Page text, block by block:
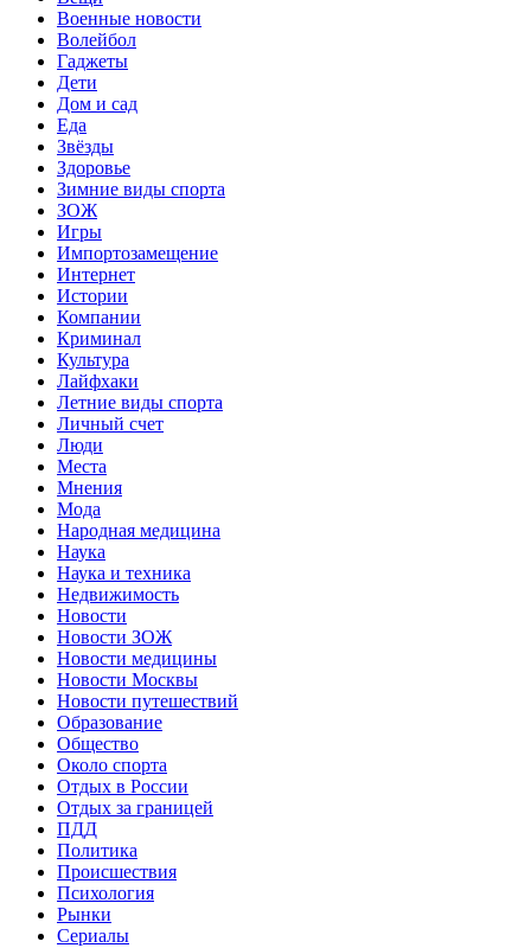
Военные новости
Волейбол
Гаджеты
Дети
Дом и сад
Еда
Звёзды
Здоровье
Зимние виды спорта
ЗОЖ
Игры
Импортозамещение
Интернет
Истории
Компании
Криминал
Культура
Лайфхаки
Летние виды спорта
Личный счет
Люди
Места
Мнения
Мода
Народная медицина
Наука
Наука и техника
Недвижимость
Новости
Новости ЗОЖ
Новости медицины
Новости Москвы
Новости путешествий
Образование
Общество
Около спорта
Отдых в России
Отдых за границей
ПДД
Политика
Происшествия
Психология
Рынки
Сериалы